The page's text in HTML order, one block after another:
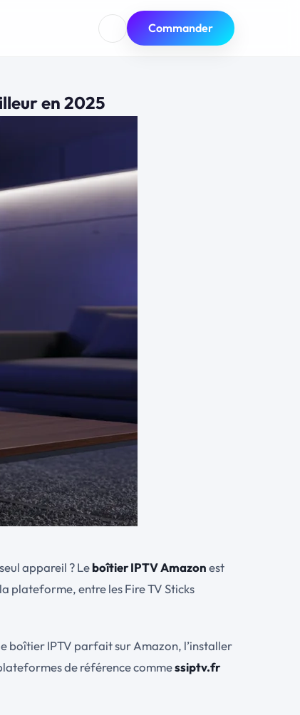
Commander
en 2025
appareil ? Leboîtier IPTV Amazonest
plateforme, entre les Fire TV Sticks
boîtier IPTV parfait sur Amazon, l’installer
de référence commessiptv.fr